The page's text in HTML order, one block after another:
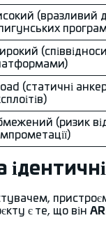
(вразливий
(статичні
(ризик
є те, що він